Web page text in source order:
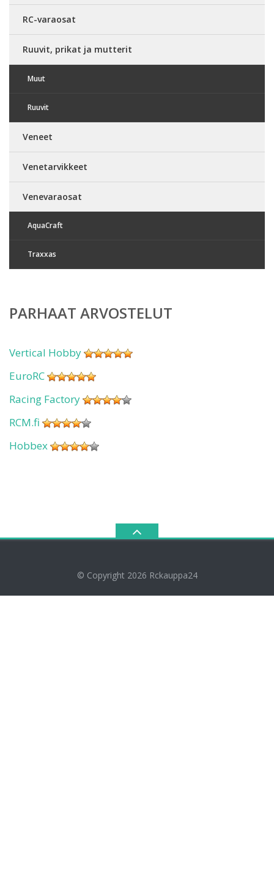
RC-varaosat
Ruuvit, prikat ja mutterit
Muut
Ruuvit
Veneet
Venetarvikkeet
Venevaraosat
AquaCraft
Traxxas
PARHAAT ARVOSTELUT
Vertical Hobby
EuroRC
Racing Factory
RCM.fi
Hobbex
© Copyright 2026 Rckauppa24